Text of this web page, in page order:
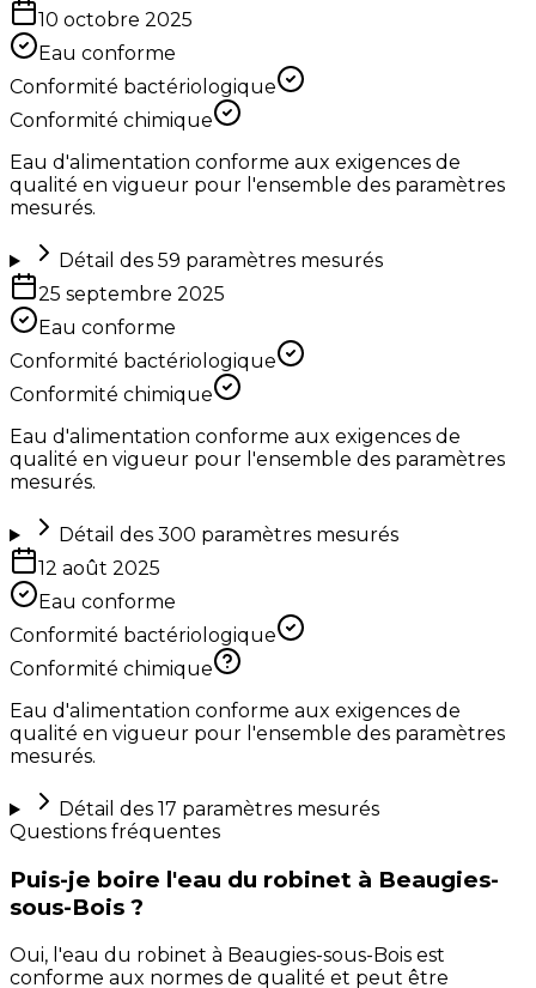
10 octobre 2025
Eau conforme
Conformité bactériologique
Conformité chimique
Eau d'alimentation conforme aux exigences de
qualité en vigueur pour l'ensemble des paramètres
mesurés.
Détail des 59 paramètres mesurés
25 septembre 2025
Eau conforme
Conformité bactériologique
Conformité chimique
Eau d'alimentation conforme aux exigences de
qualité en vigueur pour l'ensemble des paramètres
mesurés.
Détail des 300 paramètres mesurés
12 août 2025
Eau conforme
Conformité bactériologique
Conformité chimique
Eau d'alimentation conforme aux exigences de
qualité en vigueur pour l'ensemble des paramètres
mesurés.
Détail des 17 paramètres mesurés
Questions fréquentes
Puis-je boire l'eau du robinet à Beaugies-
sous-Bois ?
Oui, l'eau du robinet à Beaugies-sous-Bois est
conforme aux normes de qualité et peut être